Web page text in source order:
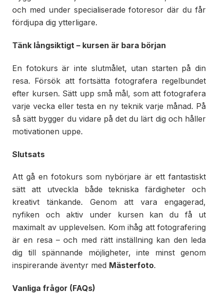
och med under specialiserade fotoresor där du får
fördjupa dig ytterligare.
Tänk långsiktigt – kursen är bara början
En fotokurs är inte slutmålet, utan starten på din
resa. Försök att fortsätta fotografera regelbundet
efter kursen. Sätt upp små mål, som att fotografera
varje vecka eller testa en ny teknik varje månad. På
så sätt bygger du vidare på det du lärt dig och håller
motivationen uppe.
Slutsats
Att gå en fotokurs som nybörjare är ett fantastiskt
sätt att utveckla både tekniska färdigheter och
kreativt tänkande. Genom att vara engagerad,
nyfiken och aktiv under kursen kan du få ut
maximalt av upplevelsen. Kom ihåg att fotografering
är en resa – och med rätt inställning kan den leda
dig till spännande möjligheter, inte minst genom
inspirerande äventyr med Mästerfoto.
Vanliga frågor (FAQs)